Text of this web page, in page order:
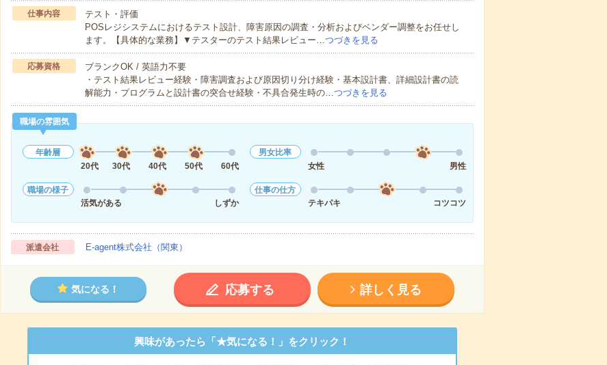
仕事内容
テスト・評価
POSレジシステムにおけるテスト設計、障害原因の調査・分析およびベンダー調整をお任せし
ます。【具体的な業務】▼テスターのテスト結果レビュー…つづきを見る
応募資格
ブランクOK / 英語力不要
・テスト結果レビュー経験・障害調査および原因切り分け経験・基本設計書、詳細設計書の読
解能力・プログラムと設計書の突合せ経験・不具合発生時の…つづきを見る
職場の雰囲気
年齢層
20代
30代 40代 50代 60代
男女比率
女性
男性
職場の様子
活気がある
しずか
仕事の仕方
テキパキ
コツコツ
派遣会社 E-agent株式会社（関東）
気になる！ 応募する 詳しく見る
興味があったら「★気になる！」をクリック！